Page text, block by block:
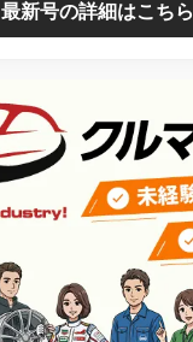
最新号の詳細はこちら